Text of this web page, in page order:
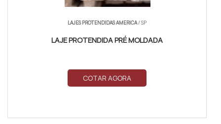
LAJES PROTENDIDAS AMERICA/ SP
LAJE PROTENDIDA PRÉ MOLDADA
COTAR AGORA